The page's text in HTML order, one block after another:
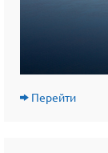
Перейти